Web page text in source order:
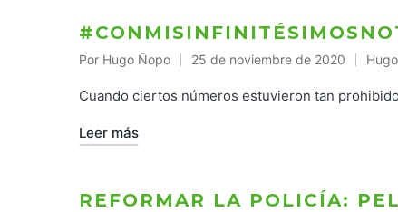
Publicado
por
Por Hugo Ñopo 25 de noviembre de 2020
en
Cuando ciertos números estuvieron tan
Leer más
REFORMAR LA POLICÍA: